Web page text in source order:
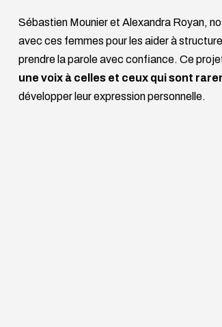
Sébastien Mounier et Alexandra Royan,
avec ces femmes pour les aider à
prendre la parole avec confiance. Ce
une voix à celles et ceux qui sont
développer leur expression personnelle.